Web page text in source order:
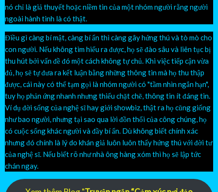
nó chỉ là giả thuyết hoặc niềm tin của một nhóm người rằng người
ngoài hành tinh là có thật.
Điều gì càng bí mật, càng bí ẩn thì càng gây hứng thú và tò mò cho
con người. Nếu không tìm hiểu ra được, họ sẽ đào sâu và liên tục bị
thu hút bởi vấn đề đó một cách không tự chủ. Khi việc tiếp cận vừa
đủ, họ sẽ tự đưa ra kết luận bằng những thông tin mà họ thu thập
được, cái này có thể tạm gọi là nhóm người có "tầm nhìn ngắn hạn",
tuy họ phản ứng nhanh nhưng thiếu chặt chẽ, thông tin ít đáng tin.
Ví dụ đời sống của nghệ sĩ hay giới showbiz, thật ra họ cũng giống
như bao người, nhưng tại sao qua lời đồn thổi của công chúng, họ
có cuộc sống khác người và đầy bí ẩn. Dù không biết chính xác
nhưng đó chính là lý do khán giả luôn luôn thấy hứng thú với đời tư
của nghệ sĩ. Nếu biết rõ như nhà ông hàng xóm thì họ sẽ lập tức
chán ngay.